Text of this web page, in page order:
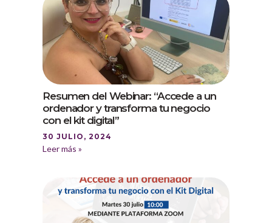
Resumen del Webinar: “Accede a un
ordenador y transforma tu negocio
con el kit digital”
30 JULIO, 2024
Leer más »